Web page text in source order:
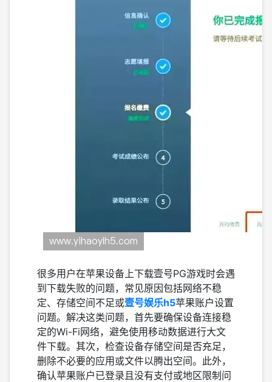
很多用户在苹果设备上下载壹号PG游戏时会遇
到下载失败的问题，常见原因包括网络不稳
定、存储空间不足或壹号娱乐h5苹果账户设置
问题。解决这类问题，首先要确保设备连接稳
定的Wi-Fi网络，避免使用移动数据进行大文
件下载。其次，检查设备存储空间是否充足，
删除不必要的应用或文件以腾出空间。此外，
确认苹果账户已登录且没有支付或地区限制问